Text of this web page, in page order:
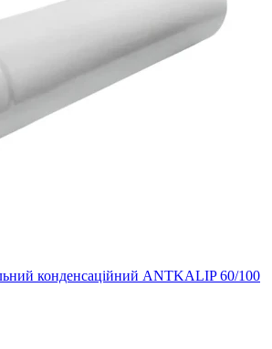
конденсаційний ANTKALIP 60/100